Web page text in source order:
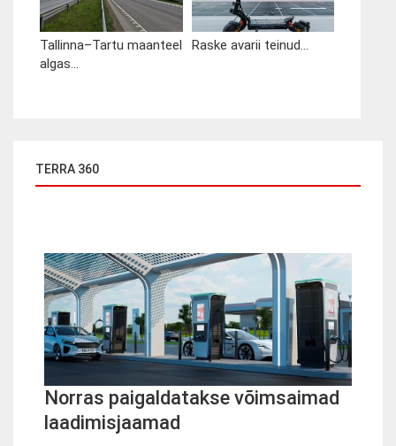
Tallinna–Tartu maanteel
algas...
Raske avarii teinud...
TERRA 360
Norras paigaldatakse võimsaimad
laadimisjaamad